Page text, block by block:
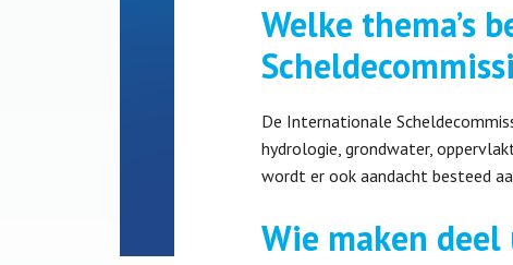
Welke thema’s
De Internationale
hydrologie, grondwater,
wordt er ook aandacht besteed
Wie maken